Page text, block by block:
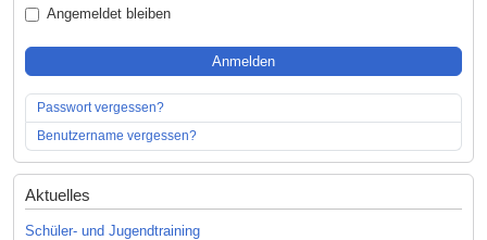
Angemeldet bleiben
Anmelden
Passwort vergessen?
Benutzername vergessen?
Aktuelles
Schüler- und Jugendtraining